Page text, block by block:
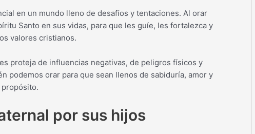
en un mundo lleno de desafíos y tentaciones. Al orar
Santo en sus vidas, para que les guíe, les fortalezca y
valores cristianos.
proteja de influencias negativas, de peligros físicos y
podemos orar para que sean llenos de sabiduría, amor y
por sus hijos